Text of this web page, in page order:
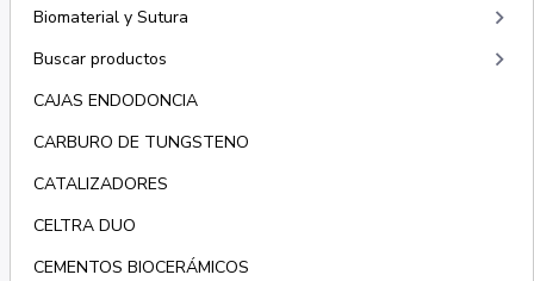
Biomaterial y Sutura
keyboard_arrow_right
Buscar productos keyboard_arrow_right
CAJAS ENDODONCIA
CARBURO DE TUNGSTENO
CATALIZADORES
CELTRA DUO
CEMENTOS BIOCERÁMICOS